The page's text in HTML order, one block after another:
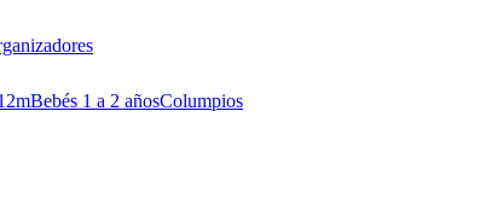
Bebés 1 a 2 añosColumpios